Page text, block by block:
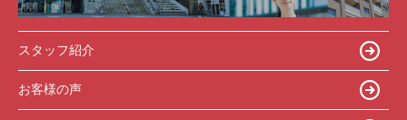
スタッフ紹介
お客様の声